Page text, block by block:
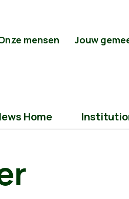
mensen Jouw
Home